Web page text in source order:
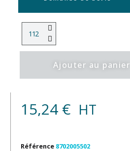
Ajouter au panier
15,24 € HT
Référence 8702005502